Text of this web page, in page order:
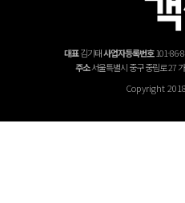
대표김기태사업자등록번호101-86-
주소서울특별시 중구 중림로 27
Copyright